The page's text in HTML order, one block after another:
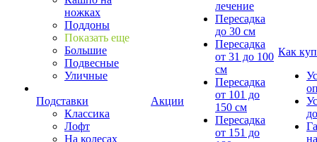
ножках
Поддоны
Показать еще
Большие
Подвесные
Уличные
Подставки
Классика
Лофт
На колесах
Акции
лечение
Пересадка
до 30 см
Пересадка
от 31 до 100
см
Пересадка
от 101 до
150 см
Пересадка
от 151 до
Как